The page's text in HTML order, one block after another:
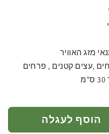
מזג האוויר
,עצים קטנים , פרחים
הוסף לעגלה